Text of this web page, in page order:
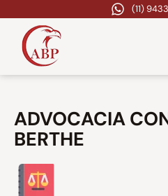
(11)
ADVOCACIA
BERTHE